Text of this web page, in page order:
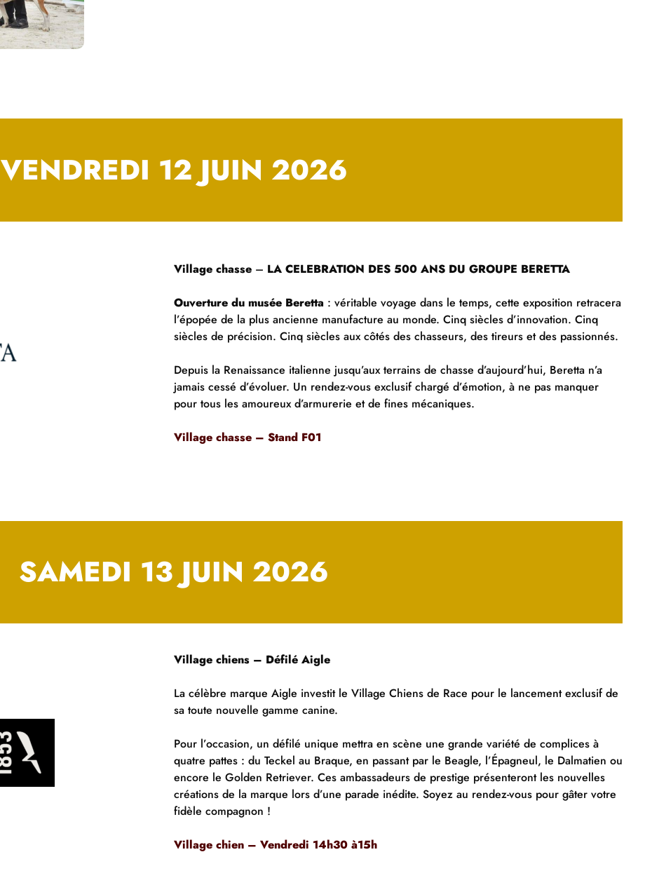
VENDREDI 12 JUIN 2026
Village chasse – LA CELEBRATION DES 500 ANS DU GROUPE BERETTA
Ouverture du musée Beretta : véritable voyage dans le temps, cette exposition retracera
l’épopée de la plus ancienne manufacture au monde. Cinq siècles d’innovation. Cinq
siècles de précision. Cinq siècles aux côtés des chasseurs, des tireurs et des passionnés.
Depuis la Renaissance italienne jusqu’aux terrains de chasse d’aujourd’hui, Beretta n’a
jamais cessé d’évoluer. Un rendez-vous exclusif chargé d’émotion, à ne pas manquer
pour tous les amoureux d’armurerie et de fines mécaniques.
Village chasse – Stand F01
SAMEDI 13 JUIN 2026
Village chiens – Défilé Aigle
La célèbre marque Aigle investit le Village Chiens de Race pour le lancement exclusif de
sa toute nouvelle gamme canine.
Pour l’occasion, un défilé unique mettra en scène une grande variété de complices à
quatre pattes : du Teckel au Braque, en passant par le Beagle, l’Épagneul, le Dalmatien ou
encore le Golden Retriever. Ces ambassadeurs de prestige présenteront les nouvelles
créations de la marque lors d’une parade inédite. Soyez au rendez-vous pour gâter votre
fidèle compagnon !
Village chien – Vendredi 14h30 à15h